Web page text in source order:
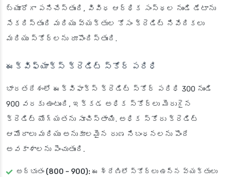
బ్యూరోగా పనిచేస్తుంది, వివిధ ఆర్థిక సంస్థల నుండి డేటాను
సేకరిస్తుంది మరియు వ్యక్తుల కోసం క్రెడిట్ నివేదికలు
మరియు స్కోర్‌లను రూపొందిస్తుంది.
ఈక్విఫ్యాక్స్ క్రెడిట్ స్కోర్ పరిధి
భారతదేశంలో ఈక్విఫాక్స్ క్రెడిట్ స్కోర్ పరిధి 300 నుండి
900 వరకు ఉంటుంది, ఇక్కడ అధిక స్కోర్లు మెరుగైన
క్రెడిట్ యోగ్యతను సూచిస్తాయి. అధిక స్కోరు క్రెడిట్
ఆమోదాలు మరియు అనుకూలమైన రుణ నిబంధనలను పొందే
అవకాశాలను పెంచుతుంది.
అద్భుతం (800 – 900): ఈ శ్రేణిలో స్కోర్‌లు ఉన్న వ్యక్తులు